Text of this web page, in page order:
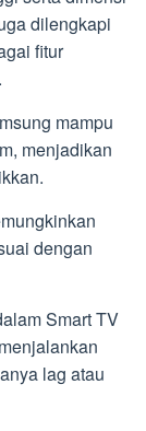
dilengkapi
fitur
mampu
menjadikan
dengan
Smart TV
lag atau